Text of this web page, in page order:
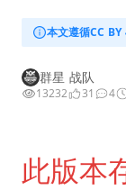
本文遵循CC
群星 战队
13232 31 4
此版本